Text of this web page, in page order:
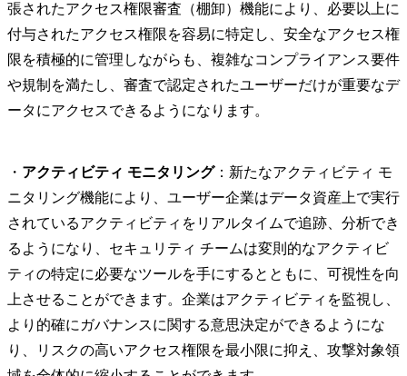
張されたアクセス権限審査（棚卸）機能により、必要以上に
付与されたアクセス権限を容易に特定し、安全なアクセス権
限を積極的に管理しながらも、複雑なコンプライアンス要件
や規制を満たし、審査で認定されたユーザーだけが重要なデ
ータにアクセスできるようになります。
・ アクティビティ モニタリング：新たなアクティビティ モ
ニタリング機能により、ユーザー企業はデータ資産上で実行
されているアクティビティをリアルタイムで追跡、分析でき
るようになり、セキュリティ チームは変則的なアクティビ
ティの特定に必要なツールを手にするとともに、可視性を向
上させることができます。企業はアクティビティを監視し、
より的確にガバナンスに関する意思決定ができるようにな
り、リスクの高いアクセス権限を最小限に抑え、攻撃対象領